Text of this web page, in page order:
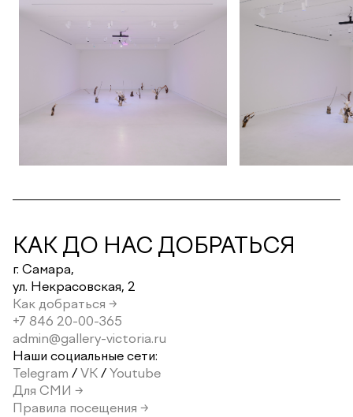
КАК ДО НАС ДОБРАТЬСЯ
г. Самара,
ул. Некрасовская, 2
Как добраться →
+7 846 20-00-365
admin@gallery-victoria.ru
Наши социальные сети:
Telegram / VK / Youtube
Для СМИ →
Правила посещения →